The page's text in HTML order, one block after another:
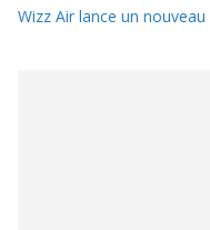
Wizz Air lance un